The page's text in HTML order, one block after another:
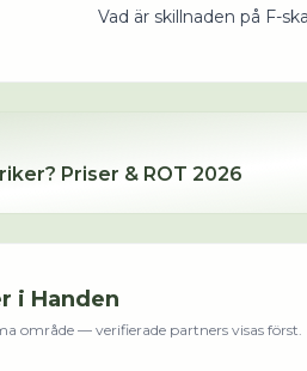
Vad är skillnaden på F-
? Priser & ROT 2026
i Handen
område — verifierade partners visas först.